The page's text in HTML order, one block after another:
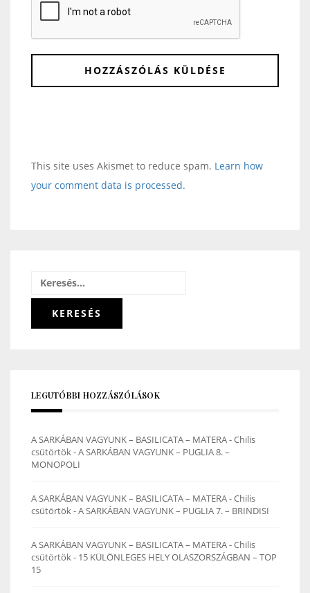
This site uses Akismet to reduce spam. Learn how
your comment data is processed.
Keresés:
LEGUTÓBBI HOZZÁSZÓLÁSOK
A SARKÁBAN VAGYUNK – BASILICATA – MATERA - Chilis
csütörtök -A SARKÁBAN VAGYUNK – PUGLIA 8. –
MONOPOLI
A SARKÁBAN VAGYUNK – BASILICATA – MATERA - Chilis
csütörtök -A SARKÁBAN VAGYUNK – PUGLIA 7. – BRINDISI
A SARKÁBAN VAGYUNK – BASILICATA – MATERA - Chilis
csütörtök - 15 KÜLÖNLEGES HELY OLASZORSZÁGBAN – TOP
15